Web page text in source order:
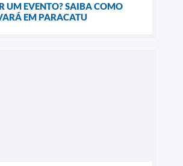
UM EVENTO? SAIBA COMO
EM PARACATU